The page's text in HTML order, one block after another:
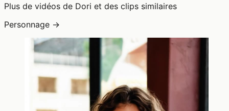
Plus de vidéos de Dori et des clips similaires
Personnage →